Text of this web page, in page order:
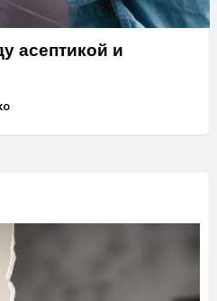
асептикой и